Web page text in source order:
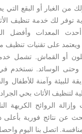
من الغبار أو البقع التي
توفر لك خدمة تنظيف
أحدث المعدات وأفضل
على تقنيات تنظيف
أو القماش. تشمل
وحتى الوسائد. نستخدم
للبيئة وآمنة للأطفال
لتنظيف الأثاث بحي
الروائح الكريهة
عن نتائج فورية بأعلى
اتصل بنا اليوم